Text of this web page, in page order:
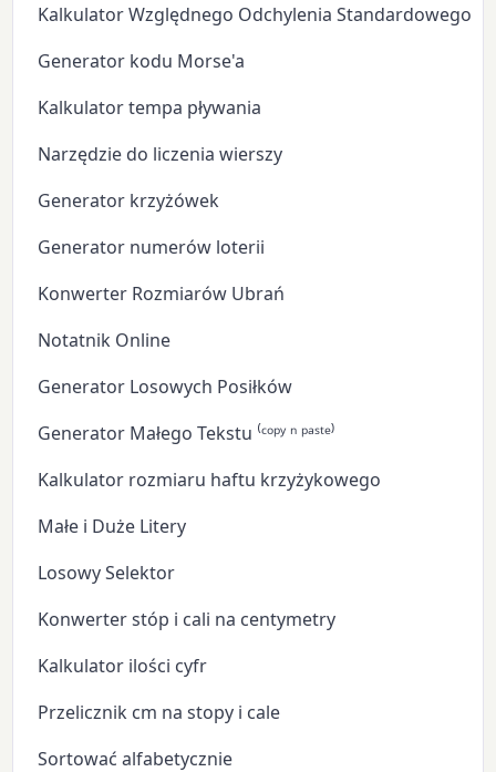
Kalkulator Względnego Odchylenia Standardowego
Generator kodu Morse'a
Kalkulator tempa pływania
Narzędzie do liczenia wierszy
Generator krzyżówek
Generator numerów loterii
Konwerter Rozmiarów Ubrań
Notatnik Online
Generator Losowych Posiłków
Generator Małego Tekstu ⁽ᶜᵒᵖʸ ⁿ ᵖᵃˢᵗᵉ⁾
Kalkulator rozmiaru haftu krzyżykowego
Małe i Duże Litery
Losowy Selektor
Konwerter stóp i cali na centymetry
Kalkulator ilości cyfr
Przelicznik cm na stopy i cale
Sortować alfabetycznie